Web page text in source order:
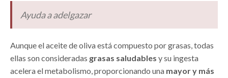
Ayuda a adelgazar
Aunque el aceite de oliva está compuesto por grasas, todas
ellas son consideradas grasas saludables y su ingesta
acelera el metabolismo, proporcionando una mayor y más